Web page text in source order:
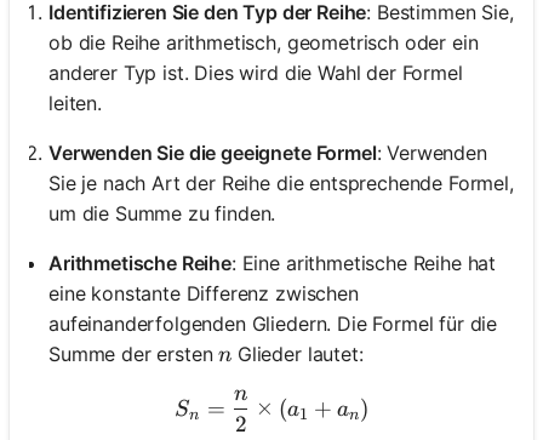
Identifizieren Sie den Typ der Reihe: Bestimmen Sie,
ob die Reihe arithmetisch, geometrisch oder ein
anderer Typ ist. Dies wird die Wahl der Formel
leiten.
Verwenden Sie die geeignete Formel: Verwenden
Sie je nach Art der Reihe die entsprechende Formel,
um die Summe zu finden.
Arithmetische Reihe: Eine arithmetische Reihe hat
eine konstante Differenz zwischen
aufeinanderfolgenden Gliedern. Die Formel für die
Summe der erstenn
n Glieder lautet:
S_n = \frac{n}{2} \times
Sn =
2
n
× (a1 + an)